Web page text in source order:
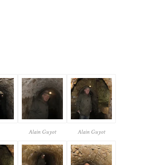
Alain Guyot Alain Guyot